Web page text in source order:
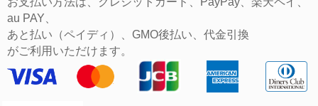
au PAY、
あと払い（ペイディ）、GMO後払い、代金引換
がご利用いただけます。